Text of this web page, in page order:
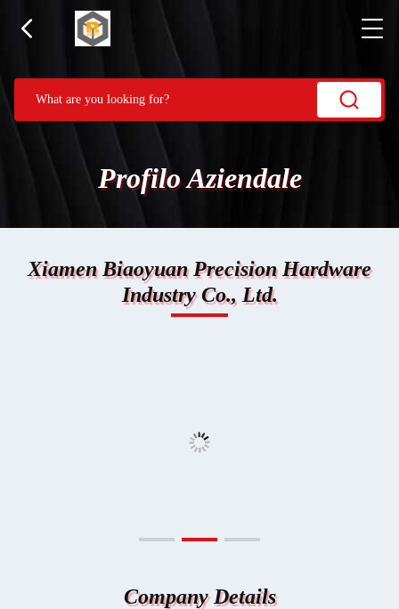
Profilo Aziendale
Xiamen Biaoyuan Precision Hardware
Industry Co., Ltd.
Company Details